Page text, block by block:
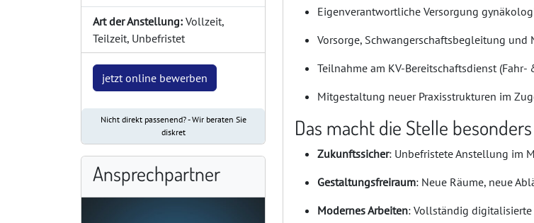
Art der Anstellung: Vollzeit,
Teilzeit, Unbefristet
jetzt online bewerben
Nicht direkt passenend? - Wir beraten Sie
diskret
Ansprechpartner
Eigenverantwortliche Versorgung
Vorsorge, Schwangerschaftsbegleitung und
Teilnahme am KV-Bereitschaftsdienst
Mitgestaltung neuer Praxisstrukturen im
Das macht die Stelle besonders
Zukunftssicher: Unbefristete Anstellung im
Gestaltungsfreiraum: Neue Räume, neue
Modernes Arbeiten: Vollständig digitalisierte